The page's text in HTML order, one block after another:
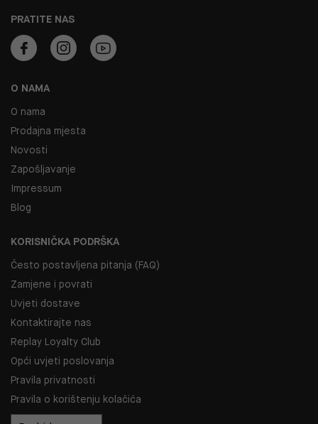
O NAMA
O nama
Prodajna mjesta
Novosti
Zapošljavanje
Impressum
Blog
KORISNIČKA PODRŠKA
Često postavljena pitanja (FAQ)
Zamjene i povrati
Uvjeti dostave
Kontaktirajte nas
Replay Loyalty Club
Opći uvjeti poslovanja
Pravila privatnosti
Pravila o korištenju kolačića
PRATITE NAS